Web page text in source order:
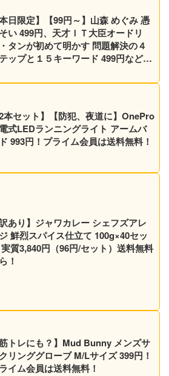
本日限定】【99円～】山森 めぐみ 憑
い 499円、天才ＩＴ大臣オードリ
タンが初めて明かす 問題解決の４
ップと１５キーワード 499円など30
2本セット】【防犯、夜道に】OnePro
式LEDランニングライト アームバ
993円！プライム会員は送料無料！
訳あり】ジャワカレー シェフズアレ
鮮烈スパイス仕立て 100g×40セッ
実質3,840円（96円/セット）送料無料
！
筋トレにも？】Mud Bunny メンズサ
リンググローブ M/Lサイズ 399円！
イム会員は送料無料！